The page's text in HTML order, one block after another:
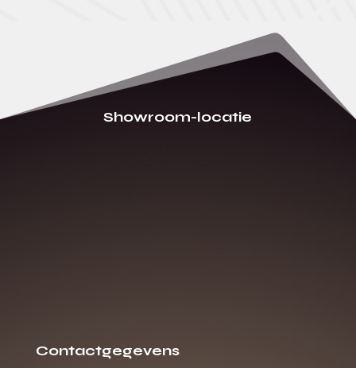
Showroom-locatie
Contactgegevens